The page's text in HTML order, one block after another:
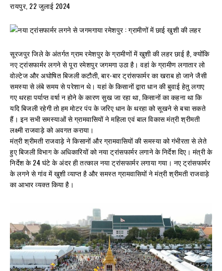
रायपुर, 22 जुलाई 2024
सूरजपुर जिले के अंतर्गत ग्राम रमेशपुर के ग्रामीणों में खुशी की लहर छाई है, क्योंकि
नए ट्रांसफार्मर लगने से पूरा रमेशपुर जगमगा उठा है। वहां के ग्रामीण लगातार लो
वोल्टेज और अघोषित बिजली कटौती, बार-बार ट्रांसफार्मर का खराब हो जाने जैसी
समस्या से लंबे समय से परेशान थे। यहां के किसानों द्वारा धान की बुवाई हेतु लगाए
गए थरहा पर्याप्त वर्षा न होने के कारण सुख जा रहा था, किसानों का कहना था कि
यदि बिजली रहेगी तो हम मोटर पंप के जरिए धान के थरहा को सूखने से बचा सकते
हैं। इन सभी समस्याओं से ग्रामवासियों ने महिला एवं बाल विकास मंत्री श्रीमती
लक्ष्मी राजवाड़े को अवगत कराया।
मंत्री श्रीमती राजवाड़े ने किसानों और ग्रामवासियों की समस्या को गंभीरता से लेते
हुए बिजली विभाग के अधिकारियों को नया ट्रांसफार्मर लगाने के निर्देश दिए। मंत्री के
निर्देश के 24 घंटे के अंदर ही तत्काल नया ट्रांसफार्मर लगाया गया। नए ट्रांसफार्मर
के लगने से गांव में खुशी व्याप्त है और समस्त ग्रामवासियों ने मंत्री श्रीमती राजवाड़े
का आभार व्यक्त किया है।